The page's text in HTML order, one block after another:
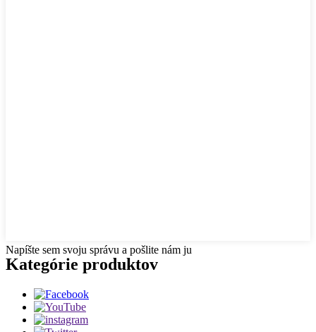
Napíšte sem svoju správu a pošlite nám ju
Kategórie produktov